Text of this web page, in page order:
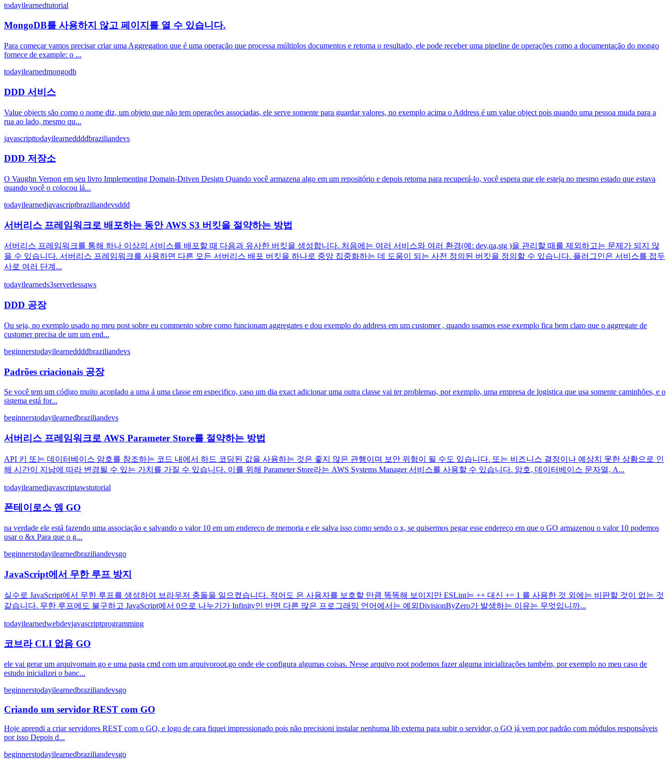
todayilearnedtutorial
MongoDB를 사용하지 않고 페이지를 열 수 있습니다.
Para começar vamos precisar criar uma Aggregation que é uma operação que processa múltiplos documentos e retorna o resultado, ele pode receber uma pipeline de operações como a documentação do mongo
fornece de example: o ...
todayilearnedmongodb
DDD 서비스
Value objects são como o nome diz, um objeto que não tem operações associadas, ele serve somente para guardar valores, no exemplo acima o Address é um value object pois quando uma pessoa muda para a
rua ao lado, mesmo qu...
javascripttodayilearneddddbraziliandevs
DDD 저장소
O Vaughn Vernon em seu livro Implementing Domain-Driven Design Quando você armazena algo em um repositório e depois retorna para recuperá-lo, você espera que ele esteja no mesmo estado que estava
quando você o colocou lá...
todayilearnedjavascriptbraziliandevsddd
서버리스 프레임워크로 배포하는 동안 AWS S3 버킷을 절약하는 방법
서버리스 프레임워크를 통해 하나 이상의 서비스를 배포할 때 다음과 유사한 버킷을 생성합니다. 처음에는 여러 서비스와 여러 환경(예: dev,qa,stg )을 관리할 때를 제외하고는 문제가 되지 않
을 수 있습니다. 서버리스 프레임워크를 사용하면 다른 모든 서버리스 배포 버킷을 하나로 중앙 집중화하는 데 도움이 되는 사전 정의된 버킷을 정의할 수 있습니다. 플러그인은 서비스를 접두
사로 여러 단계...
todayilearneds3serverlessaws
DDD 공장
Ou seja, no exemplo usado no meu post sobre eu commento sobre como funcionam aggregates e dou exemplo do address em um customer , quando usamos esse exemplo fica bem claro que o aggregate de
customer precisa de um um end...
beginnerstodayilearneddddbraziliandevs
Padrões criacionais 공장
Se você tem um código muito acoplado a uma á uma classe em especifico, caso um dia exact adicionar uma outra classe vai ter problemas, por exemplo, uma empresa de logistica que usa somente caminhões, e o
sistema está for...
beginnerstodayilearnedbraziliandevs
서버리스 프레임워크로 AWS Parameter Store를 절약하는 방법
API 키 또는 데이터베이스 암호를 참조하는 코드 내에서 하드 코딩된 값을 사용하는 것은 좋지 않은 관행이며 보안 위험이 될 수도 있습니다. 또는 비즈니스 결정이나 예상치 못한 상황으로 인
해 시간이 지남에 따라 변경될 수 있는 가치를 가질 수 있습니다. 이를 위해 Parameter Store라는 AWS Systems Manager 서비스를 사용할 수 있습니다. 암호, 데이터베이스 문자열, A...
todayilearnedjavascriptawstutorial
폰테이로스 엠 GO
na verdade ele está fazendo uma associação e salvando o valor 10 em um endereço de memoria e ele salva isso como sendo o x, se quisermos pegar esse endereço em que o GO armazenou o valor 10 podemos
usar o &x Para que o g...
beginnerstodayilearnedbraziliandevsgo
JavaScript에서 무한 루프 방지
실수로 JavaScript에서 무한 루프를 생성하여 브라우저 충돌을 일으켰습니다. 적어도 은 사용자를 보호할 만큼 똑똑해 보이지만 ESLint는 ++ 대신 += 1 를 사용한 것 외에는 비판할 것이 없는 것
같습니다. 무한 루프에도 불구하고 JavaScript에서 0으로 나누기가 Infinity인 반면 다른 많은 프로그래밍 언어에서는 예외DivisionByZero가 발생하는 이유는 무엇입니까...
todayilearnedwebdevjavascriptprogramming
코브라 CLI 없음 GO
ele vai gerar um arquivomain.go e uma pasta cmd com um arquivoroot.go onde ele configura algumas coisas. Nesse arquivo root podemos fazer alguma inicializações também, por exemplo no meu caso de
estudo inicializei o banc...
beginnerstodayilearnedbraziliandevsgo
Criando um servidor REST com GO
Hoje aprendi a criar servidores REST com o GO, e logo de cara fiquei impressionado pois não precisioni instalar nenhuma lib externa para subir o servidor, o GO já vem por padrão com módulos responsáveis
por isso Depois d...
beginnerstodayilearnedbraziliandevsgo